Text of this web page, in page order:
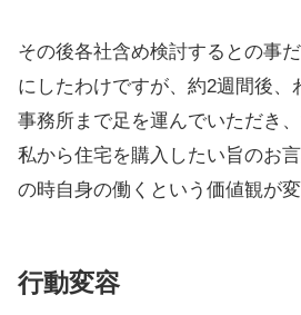
その後各社含め検討するとの事
にしたわけですが、約2週間後、
事務所まで足を運んでいただき
私から住宅を購入したい旨のお
の時自身の働くという価値観が変
行動変容